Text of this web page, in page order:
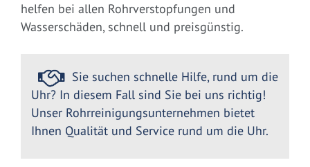
helfen bei allen Rohrverstopfungen und
Wasserschäden, schnell und preisgünstig.
Sie suchen schnelle Hilfe, rund um die
Uhr? In diesem Fall sind Sie bei uns richtig!
Unser Rohrreinigungsunternehmen bietet
Ihnen Qualität und Service rund um die Uhr.